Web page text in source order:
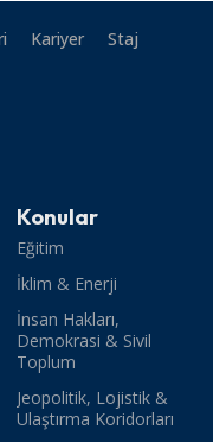
Kariyer
Staj
Konular
Eğitim
İklim & Enerji
İnsan Hakları,
Demokrasi & Sivil
Toplum
Jeopolitik, Lojistik &
Ulaştırma Koridorları